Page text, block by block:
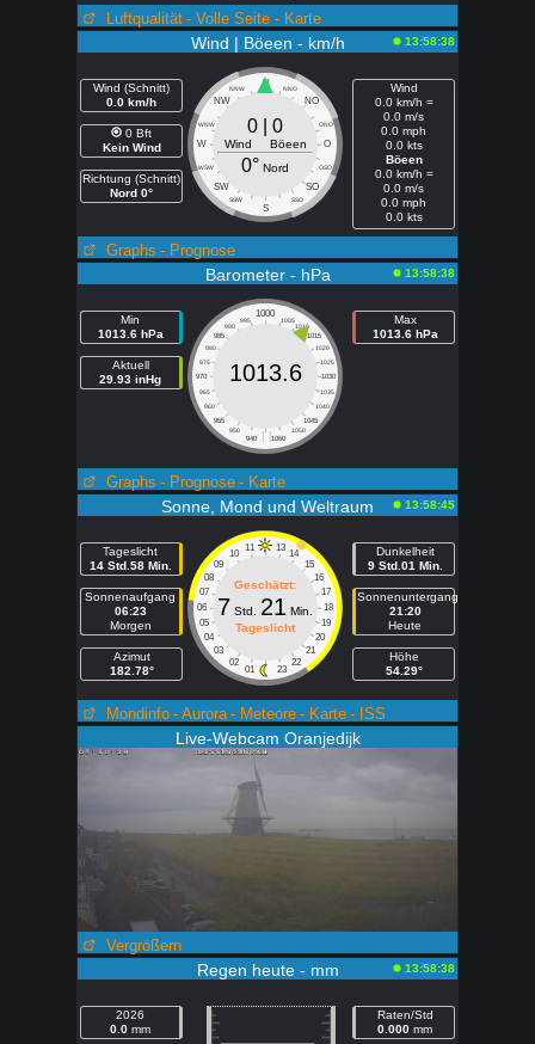
Luftqualität - Volle Seite - Karte
Wind | Böeen - km/h 13:58:38
Wind (Schnitt)
0.0 km/h
0 Bft
Kein Wind
Richtung (Schnitt)
Nord 0°
N
NNW NNO
NW NO
WNW ONO
W O
WSW OSO
SW SO
SSW SSO
S
0 | 0
Wind Böeen
0° Nord
Wind
0.0 km/h =
0.0 m/s
0.0 mph
0.0 kts
Böeen
0.0 km/h =
0.0 m/s
0.0 mph
0.0 kts
Graphs - Prognose
Barometer - hPa 13:58:38
Min
1013.6 hPa
Aktuell
29.93 inHg
1000
995
1005
990
1010
985
1015
980
1020
975
1025
970
1030
965
1035
960
1040
955
1045
950
1050
940
1060
| |
1013.6
Max
1013.6 hPa
Graphs - Prognose - Karte
Sonne, Mond und Weltraum 13:58:45
Tageslicht
14 Std.58 Min.
Sonnenaufgang
06:23
Morgen
Azimut
182.78°
11 13
10
14
09
15
08
16
07
17
06
18
05
19
04
20
03
21
02
22
01 23
Geschätzt:
7 Std. 21 Min.
Tageslicht
Dunkelheit
9 Std.01 Min.
Sonnenuntergang
21:20
Heute
Höhe
54.29°
Mondinfo - Aurora - Meteore - Karte - ISS
Live-Webcam Oranjedijk
Vergrößern
Regen heute - mm 13:58:38
2026
0.0 mm
Raten/Std
0.000 mm